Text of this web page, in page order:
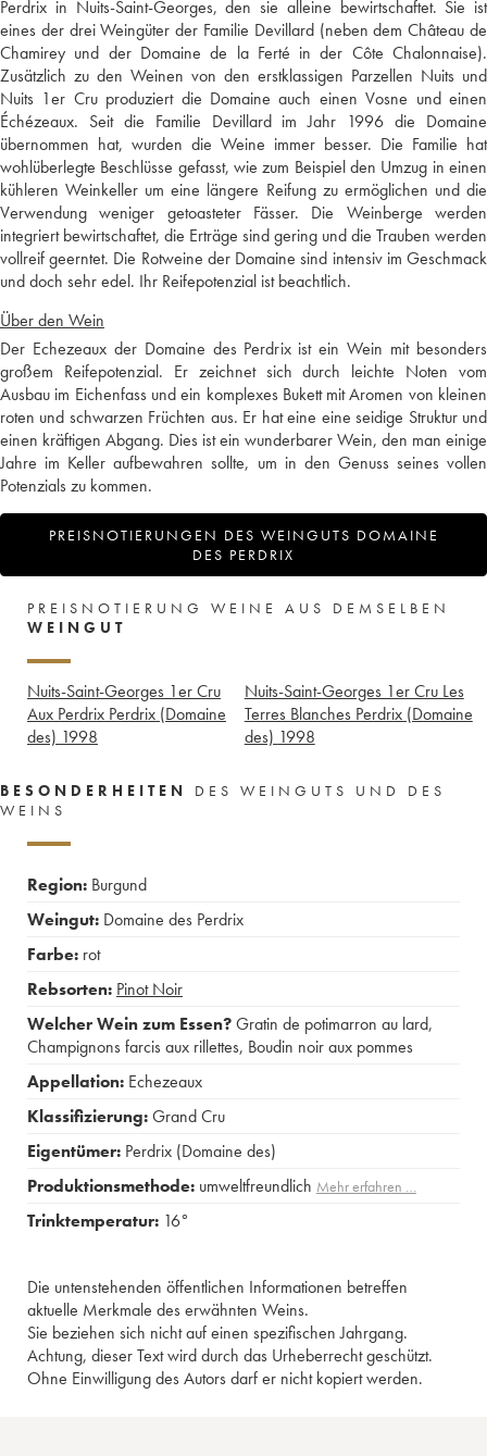
Perdrix in Nuits-Saint-Georges, den sie alleine bewirtschaftet. Sie ist
eines der drei Weingüter der Familie Devillard (neben dem Château de
Chamirey und der Domaine de la Ferté in der Côte Chalonnaise).
Zusätzlich zu den Weinen von den erstklassigen Parzellen Nuits und
Nuits 1er Cru produziert die Domaine auch einen Vosne und einen
Échézeaux. Seit die Familie Devillard im Jahr 1996 die Domaine
übernommen hat, wurden die Weine immer besser. Die Familie hat
wohlüberlegte Beschlüsse gefasst, wie zum Beispiel den Umzug in einen
kühleren Weinkeller um eine längere Reifung zu ermöglichen und die
Verwendung weniger getoasteter Fässer. Die Weinberge werden
integriert bewirtschaftet, die Erträge sind gering und die Trauben werden
vollreif geerntet. Die Rotweine der Domaine sind intensiv im Geschmack
und doch sehr edel. Ihr Reifepotenzial ist beachtlich.
Über den Wein
Der Echezeaux der Domaine des Perdrix ist ein Wein mit besonders
großem Reifepotenzial. Er zeichnet sich durch leichte Noten vom
Ausbau im Eichenfass und ein komplexes Bukett mit Aromen von kleinen
roten und schwarzen Früchten aus. Er hat eine eine seidige Struktur und
einen kräftigen Abgang. Dies ist ein wunderbarer Wein, den man einige
Jahre im Keller aufbewahren sollte, um in den Genuss seines vollen
Potenzials zu kommen.
PREISNOTIERUNGEN DES WEINGUTS DOMAINE
DES PERDRIX
PREISNOTIERUNG WEINE AUS DEMSELBEN
WEINGUT
Nuits-Saint-Georges 1er Cru
Aux Perdrix Perdrix (Domaine
des) 1998
Nuits-Saint-Georges 1er Cru Les
Terres Blanches Perdrix (Domaine
des) 1998
BESONDERHEITEN
DES WEINGUTS UND DES
WEINS
Region: Burgund
Weingut: Domaine des Perdrix
Farbe: rot
Rebsorten: Pinot Noir
Welcher Wein zum Essen?Gratin de potimarron au lard,
Champignons farcis aux rillettes, Boudin noir aux pommes
Appellation: Echezeaux
Klassifizierung:Grand Cru
Eigentümer: Perdrix (Domaine des)
Produktionsmethode: umweltfreundlich Mehr erfahren …
Trinktemperatur: 16°
Die untenstehenden öffentlichen Informationen betreffen
aktuelle Merkmale des erwähnten Weins.
Sie beziehen sich nicht auf einen spezifischen Jahrgang.
Achtung, dieser Text wird durch das Urheberrecht geschützt.
Ohne Einwilligung des Autors darf er nicht kopiert werden.